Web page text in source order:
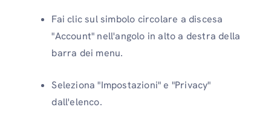
Fai clic sul simbolo circolare a discesa
"Account" nell'angolo in alto a destra della
barra dei menu.
Seleziona "Impostazioni" e "Privacy"
dall'elenco.